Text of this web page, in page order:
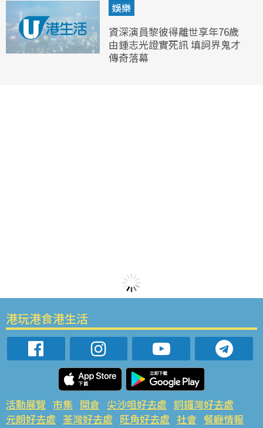
娛樂
資深演員黎彼得離世享年76歲
由鍾志光證實死訊 填詞界鬼才
傳奇落幕
港玩港食港生活
活動展覽 市集 開倉 尖沙咀好去處 銅鑼灣好去處
元朗好去處 荃灣好去處 旺角好去處 社會 餐廳情報